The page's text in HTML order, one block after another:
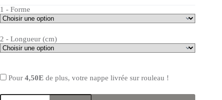
1 - Forme
2 - Longueur (cm)
Pour 4,50E de plus, votre nappe livrée sur rouleau !
quantité